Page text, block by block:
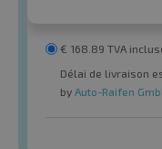
€ 168.89 TVA
Délai de livraison
by Auto-Raifen